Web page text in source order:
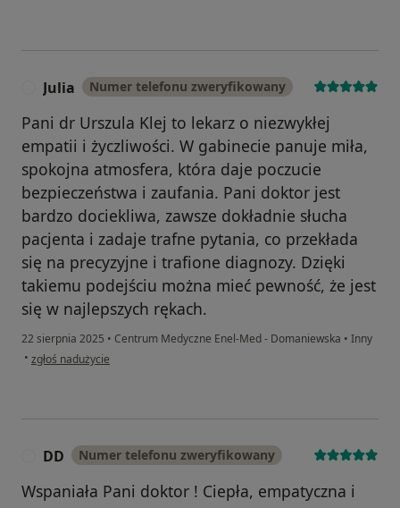
Julia Numer telefonu zweryfikowany
Pani dr Urszula Klej to lekarz o niezwykłej
empatii i życzliwości. W gabinecie panuje miła,
spokojna atmosfera, która daje poczucie
bezpieczeństwa i zaufania. Pani doktor jest
bardzo dociekliwa, zawsze dokładnie słucha
pacjenta i zadaje trafne pytania, co przekłada
się na precyzyjne i trafione diagnozy. Dzięki
takiemu podejściu można mieć pewność, że jest
się w najlepszych rękach.
22 sierpnia 2025 • Centrum Medyczne Enel-Med - Domaniewska • Inny
• w opinii użytkownika Julia
zgłoś nadużycie
DD Numer telefonu zweryfikowany
Wspaniała Pani doktor ! Ciepła, empatyczna i